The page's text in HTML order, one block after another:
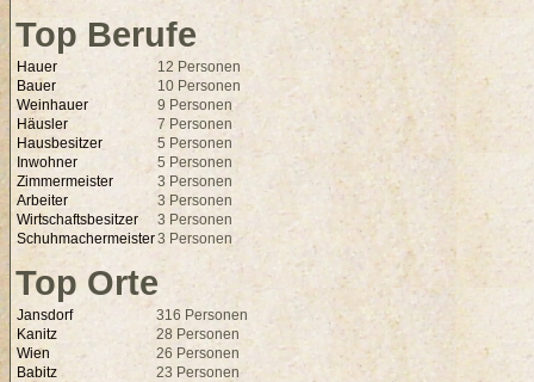
Top Berufe
Hauer
12 Personen
Bauer
10 Personen
Weinhauer
9 Personen
Häusler
7 Personen
Hausbesitzer
5 Personen
Inwohner
5 Personen
Zimmermeister
3 Personen
Arbeiter
3 Personen
Wirtschaftsbesitzer
3 Personen
Schuhmachermeister3 Personen
Top Orte
Jansdorf
316 Personen
Kanitz
28 Personen
Wien
26 Personen
Babitz
23 Personen